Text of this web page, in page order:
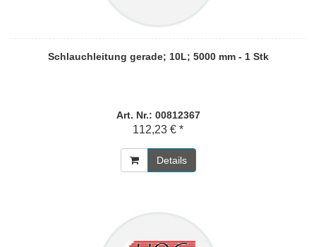
Schlauchleitung gerade; 10L; 5000 mm - 1 Stk
Art. Nr.: 00812367
112,23 € *
Details